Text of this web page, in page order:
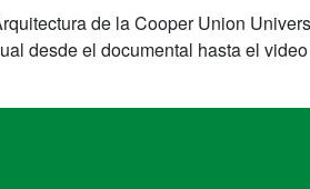
de la Cooper Union
desde el documental hasta el video